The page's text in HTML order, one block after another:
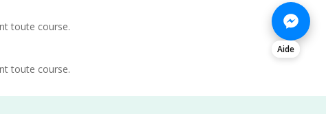
toute course.
toute course.
Aide